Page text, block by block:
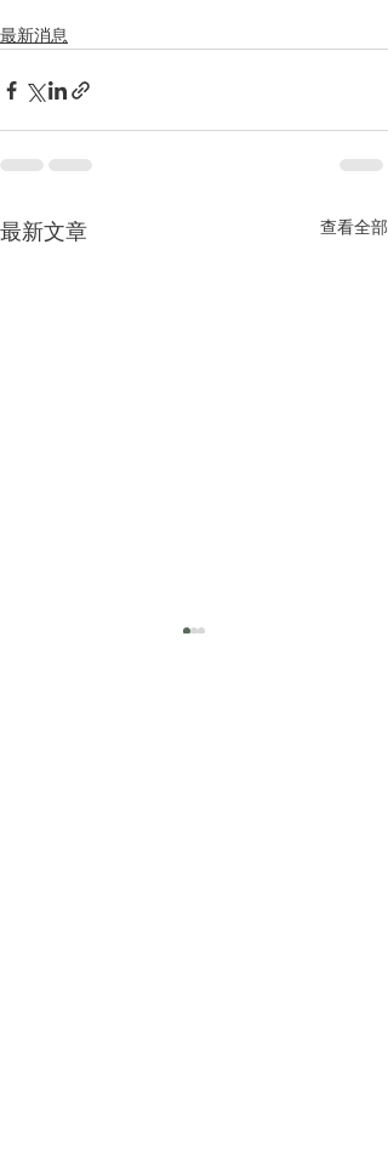
最新消息
最新文章 查看全部